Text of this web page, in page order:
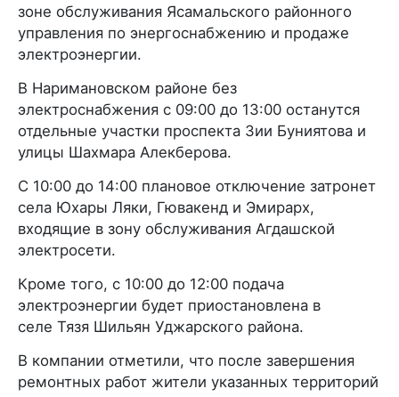
зоне обслуживания Ясамальского районного
управления по энергоснабжению и продаже
электроэнергии.
В Наримановском районе без
электроснабжения с 09:00 до 13:00 останутся
отдельные участки проспекта Зии Буниятова и
улицы Шахмара Алекберова.
С 10:00 до 14:00 плановое отключение затронет
села Юхары Ляки, Гювакенд и Эмирарх,
входящие в зону обслуживания Агдашской
электросети.
Кроме того, с 10:00 до 12:00 подача
электроэнергии будет приостановлена в
селе Тязя Шильян Уджарского района.
В компании отметили, что после завершения
ремонтных работ жители указанных территорий